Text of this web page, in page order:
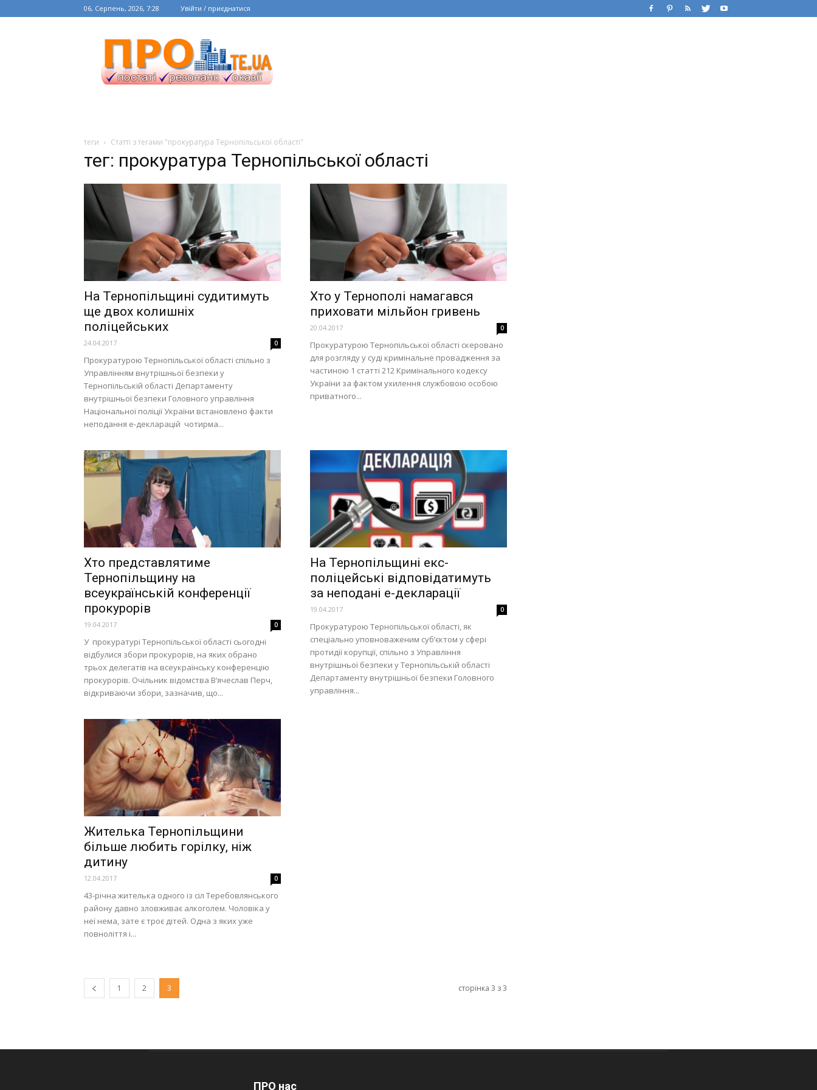
06, Серпень, 2026, 7:28 Увійти / приєднатися
теги Статті з тегами "прокуратура Тернопільської області"
тег: прокуратура Тернопільської області
На Тернопільщині судитимуть
ще двох колишніх
поліцейських
24.04.2017 0
Прокуратурою Тернопільської області спільно з
Управлінням внутрішньої безпеки у
Тернопільській області Департаменту
внутрішньої безпеки Головного управління
Національної поліції України встановлено факти
неподання е-декларацій чотирма...
Хто у Тернополі намагався
приховати мільйон гривень
20.04.2017 0
Прокуратурою Тернопільської області скеровано
для розгляду у суді кримінальне провадження за
частиною 1 статті 212 Кримінального кодексу
України за фактом ухилення службовою особою
приватного...
Хто представлятиме
Тернопільщину на
всеукраїнській конференції
прокурорів
19.04.2017 0
У прокуратурі Тернопільської області сьогодні
відбулися збори прокурорів, на яких обрано
трьох делегатів на всеукраїнську конференцію
прокурорів. Очільник відомства В‘ячеслав Перч,
відкриваючи збори, зазначив, що...
На Тернопільщині екс-
поліцейські відповідатимуть
за неподані е-декларації
19.04.2017 0
Прокуратурою Тернопільської області, як
спеціально уповноваженим суб’єктом у сфері
протидії корупції, спільно з Управління
внутрішньої безпеки у Тернопільській області
Департаменту внутрішньої безпеки Головного
управління...
Жителька Тернопільщини
більше любить горілку, ніж
дитину
12.04.2017 0
43-річна жителька одного із сіл Теребовлянського
району давно зловживає алкоголем. Чоловіка у
неї нема, зате є троє дітей. Одна з яких уже
повноліття і...
1 2 3 сторінка 3 з 3
ПРО нас